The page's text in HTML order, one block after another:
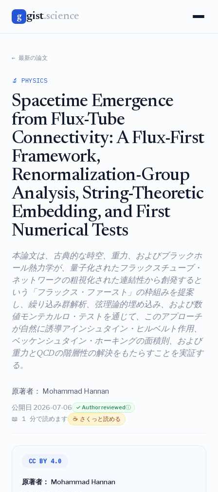
g gist.science
← 最新の論文
🔬 PHYSICS
Spacetime Emergence
from Flux-Tube
Connectivity: A Flux-First
Framework,
Renormalization-Group
Analysis, String-Theoretic
Embedding, and First
Numerical Tests
本論文は、古典的な時空、重力、およびブラックホ
ール熱力学が、量子化されたフラックスチューブ・
ネットワークの粗視化された連結性から創発すると
いう「フラックス・ファースト」の枠組みを提案
し、繰り込み群解析、弦理論的埋め込み、および数
値モンテカルロ・テストを通じて、このアプローチ
が自然に誘導アインシュタイン・ヒルベルト作用、
ベッケンシュタイン・ホーキングの面積則、および
重力とQCDの階層性の解決をもたらすことを実証す
る。
原著者： Mohammad Hannan
公開日 2026-07-06 ✓ Author reviewedⓘ
📖 1 分で読めます ☕ さくっと読める
CC BY 4.0
原著者： Mohammad Hannan